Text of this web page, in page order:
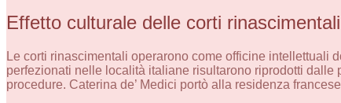
Effetto culturale delle corti rinascimentali
Le corti rinascimentali operarono come officine intellettuali
perfezionati nelle località italiane risultarono riprodotti
procedure. Caterina de’ Medici portò alla residenza